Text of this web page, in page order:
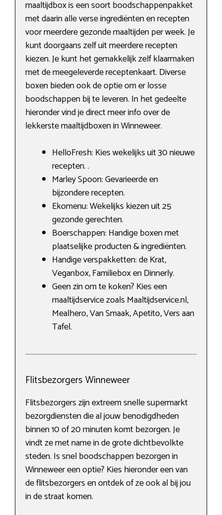
maaltijdbox is een soort boodschappenpakket
met daarin alle verse ingrediënten en recepten
voor meerdere gezonde maaltijden per week. Je
kunt doorgaans zelf uit meerdere recepten
kiezen. Je kunt het gemakkelijk zelf klaarmaken
met de meegeleverde receptenkaart. Diverse
boxen bieden ook de optie om er losse
boodschappen bij te leveren. In het gedeelte
hieronder vind je direct meer info over de
lekkerste maaltijdboxen in Winneweer.
HelloFresh: Kies wekelijks uit 30 nieuwe
recepten. .
Marley Spoon: Gevarieerde en
bijzondere recepten.
Ekomenu: Wekelijks kiezen uit 25
gezonde gerechten.
Boerschappen: Handige boxen met
plaatselijke producten & ingrediënten.
Handige verspakketten: de Krat,
Veganbox, Familiebox en Dinnerly.
Geen zin om te koken? Kies een
maaltijdservice zoals Maaltijdservice.nl,
Mealhero, Van Smaak, Apetito, Vers aan
Tafel.
Flitsbezorgers Winneweer
Flitsbezorgers zijn extreem snelle supermarkt
bezorgdiensten die al jouw benodigdheden
binnen 10 of 20 minuten komt bezorgen. Je
vindt ze met name in de grote dichtbevolkte
steden. Is snel boodschappen bezorgen in
Winneweer een optie? Kies hieronder een van
de flitsbezorgers en ontdek of ze ook al bij jou
in de straat komen.